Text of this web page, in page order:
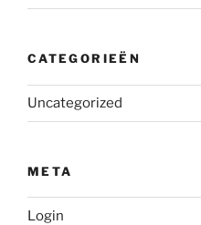
CATEGORIEËN
Uncategorized
META
Login